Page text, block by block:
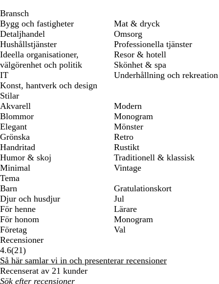
Bransch
Bygg och fastigheter
Detaljhandel
Hushållstjänster
Ideella organisationer,
välgörenhet och politik
IT
Konst, hantverk och design
Mat & dryck
Omsorg
Professionella tjänster
Resor & hotell
Skönhet & spa
Underhållning och rekreation
Stilar
Akvarell
Blommor
Elegant
Grönska
Handritad
Humor & skoj
Minimal
Modern
Monogram
Mönster
Retro
Rustikt
Traditionell & klassisk
Vintage
Tema
Barn
Djur och husdjur
För henne
För honom
Företag
Gratulationskort
Jul
Lärare
Monogram
Val
Recensioner
4.6(2121
recensioner
)
Så här samlar vi in och presenterar recensioner
Recenserat av 21 kunder
Mina